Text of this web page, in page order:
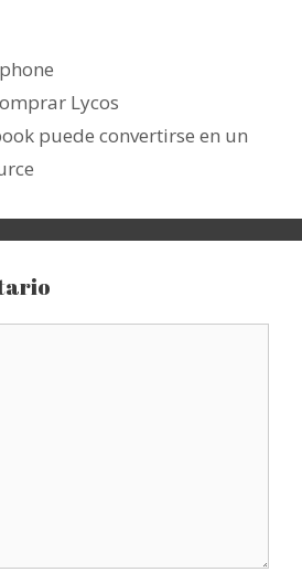
Lycos
puede convertirse en un